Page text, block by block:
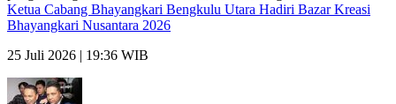
Ketua Cabang Bhayangkari Bengkulu Utara Hadiri Bazar Kreasi
Bhayangkari Nusantara 2026
25 Juli 2026 | 19:36 WIB